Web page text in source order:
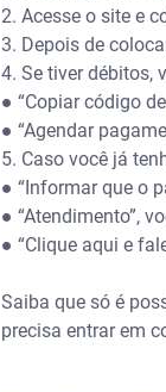
2. Acesse o site e
3. Depois de
4. Se tiver débitos,
● “Copiar código
● “Agendar
5. Caso você já
● “Informar que o
● “Atendimento”,
● “Clique aqui e
Saiba que só é
precisa entrar em